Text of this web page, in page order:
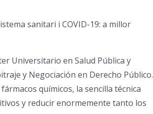
sanitari i COVID-19: a millor
Universitario en Salud Pública y
y Negociación en Derecho Público.
químicos, la sencilla técnica
y reducir enormemente tanto los